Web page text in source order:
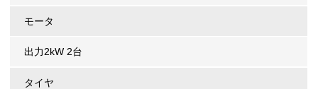
モータ
出力2kW 2台
タイヤ